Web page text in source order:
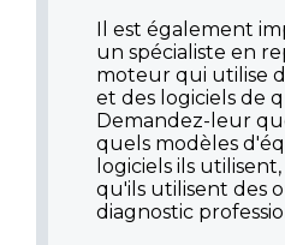
Il est également
un spécialiste en
moteur qui utilise
et des logiciels de
Demandez-leur
quels modèles
logiciels ils
qu'ils utilisent des
diagnostic